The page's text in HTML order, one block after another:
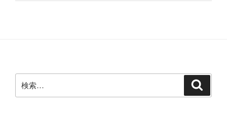
索: